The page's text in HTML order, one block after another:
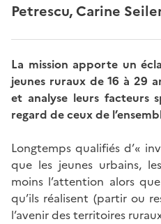
Petrescu, Carine
La mission apporte un
jeunes ruraux de 16 à 29
et analyse leurs facteurs
regard de ceux de
Longtemps qualifiés d’«
que les jeunes urbains,
moins l’attention alors
qu’ils réalisent (partir ou
l’avenir des territoires